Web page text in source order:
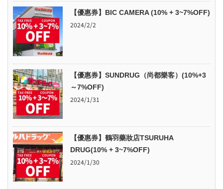
【優惠券】BIC CAMERA (10% + 3~7%OFF)
2024/2/2
【優惠券】SUNDRUG（尚都樂客）(10%+3
～7%OFF)
2024/1/31
【優惠券】鶴羽藥妝店TSURUHA
DRUG(10% + 3~7%OFF)
2024/1/30